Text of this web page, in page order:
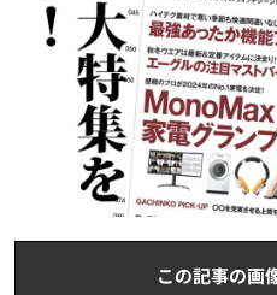
この記事の画